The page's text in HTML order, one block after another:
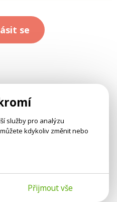
se
služby pro analýzu
kdykoliv změnit nebo
Přijmout vše